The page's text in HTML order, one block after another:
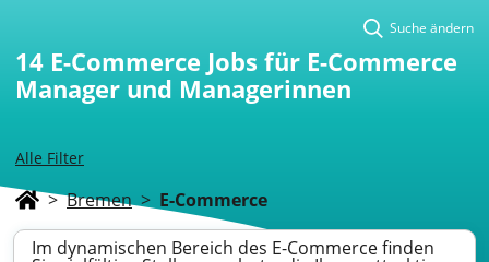
Alle Filter
Suche ändern
14 E-Commerce Jobs für E-Commerce
Manager und Managerinnen
> Bremen > E-Commerce
Im dynamischen Bereich des E-Commerce finden